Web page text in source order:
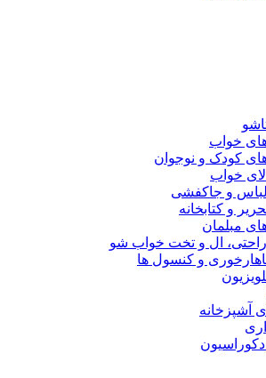
خواب
کودک و نوجوان
خواب
و جاکفشی
و کتابخانه
مبلمان
ال و تخت خواب شو
و کنسول ها
آشپزخانه